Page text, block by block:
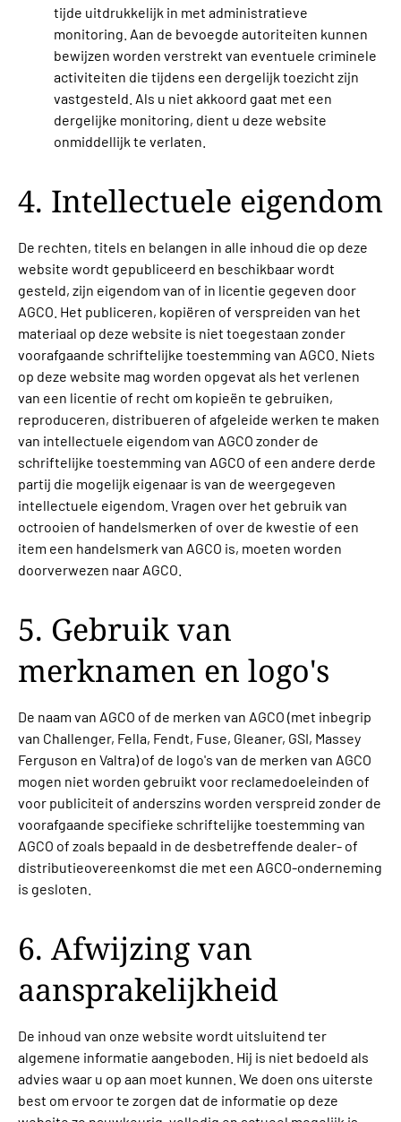
tijde uitdrukkelijk in met administratieve
monitoring. Aan de bevoegde autoriteiten kunnen
bewijzen worden verstrekt van eventuele criminele
activiteiten die tijdens een dergelijk toezicht zijn
vastgesteld. Als u niet akkoord gaat met een
dergelijke monitoring, dient u deze website
onmiddellijk te verlaten.
4. Intellectuele eigendom
De rechten, titels en belangen in alle inhoud die op deze
website wordt gepubliceerd en beschikbaar wordt
gesteld, zijn eigendom van of in licentie gegeven door
AGCO. Het publiceren, kopiëren of verspreiden van het
materiaal op deze website is niet toegestaan zonder
voorafgaande schriftelijke toestemming van AGCO. Niets
op deze website mag worden opgevat als het verlenen
van een licentie of recht om kopieën te gebruiken,
reproduceren, distribueren of afgeleide werken te maken
van intellectuele eigendom van AGCO zonder de
schriftelijke toestemming van AGCO of een andere derde
partij die mogelijk eigenaar is van de weergegeven
intellectuele eigendom. Vragen over het gebruik van
octrooien of handelsmerken of over de kwestie of een
item een handelsmerk van AGCO is, moeten worden
doorverwezen naar AGCO.
5. Gebruik van
merknamen en logo's
De naam van AGCO of de merken van AGCO (met inbegrip
van Challenger, Fella, Fendt, Fuse, Gleaner, GSI, Massey
Ferguson en Valtra) of de logo's van de merken van AGCO
mogen niet worden gebruikt voor reclamedoeleinden of
voor publiciteit of anderszins worden verspreid zonder de
voorafgaande specifieke schriftelijke toestemming van
AGCO of zoals bepaald in de desbetreffende dealer- of
distributieovereenkomst die met een AGCO-onderneming
is gesloten.
6. Afwijzing van
aansprakelijkheid
De inhoud van onze website wordt uitsluitend ter
algemene informatie aangeboden. Hij is niet bedoeld als
advies waar u op aan moet kunnen. We doen ons uiterste
best om ervoor te zorgen dat de informatie op deze